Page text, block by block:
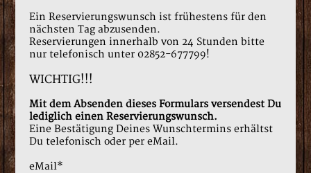
Ein Reservierungswunsch ist frühestens für den
nächsten Tag abzusenden.
Reservierungen innerhalb von 24 Stunden bitte
nur telefonisch unter 02852-677799!
WICHTIG!!!
Mit dem Absenden dieses Formulars versendest Du
lediglich einen Reservierungswunsch.
Eine Bestätigung Deines Wunschtermins erhältst
Du telefonisch oder per eMail.
eMail*